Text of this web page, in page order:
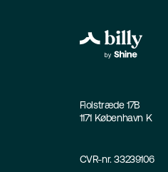
Fiolstræde 17B
1171 København K
CVR-nr. 33239106